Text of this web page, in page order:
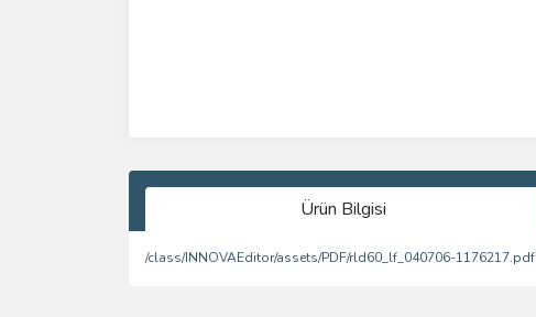
Ürün Bilgisi
/class/INNOVAEditor/assets/PDF/rld60_lf_040706-1176217.pdf